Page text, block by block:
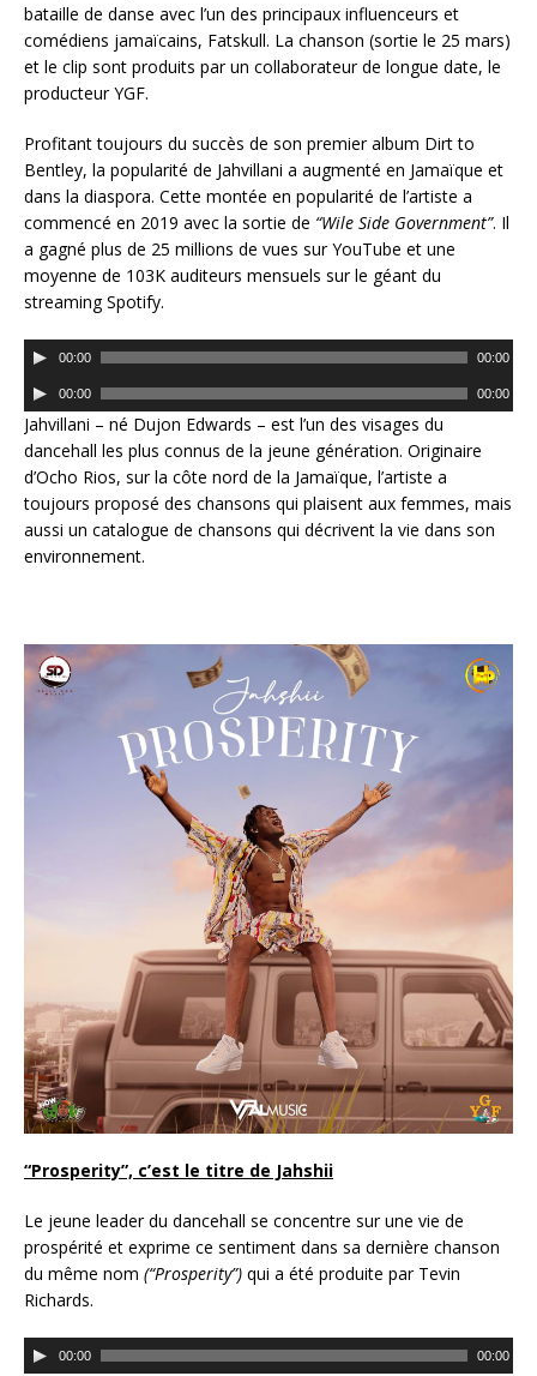
bataille de danse avec l’un des principaux influenceurs et
comédiens jamaïcains, Fatskull. La chanson (sortie le 25 mars)
et le clip sont produits par un collaborateur de longue date, le
producteur YGF.
Profitant toujours du succès de son premier album Dirt to
Bentley, la popularité de Jahvillani a augmenté en Jamaïque et
dans la diaspora. Cette montée en popularité de l’artiste a
commencé en 2019 avec la sortie de “Wile Side Government”. Il
a gagné plus de 25 millions de vues sur YouTube et une
moyenne de 103K auditeurs mensuels sur le géant du
streaming Spotify.
t
e
u
r
a
u
o
00:00 00:00
e
c
e
i
o
00:00 00:00
Jahvillani – né Dujon Edwards – est l’un des visages du
dancehall les plus connus de la jeune génération. Originaire
d’Ocho Rios, sur la côte nord de la Jamaïque, l’artiste a
toujours proposé des chansons qui plaisent aux femmes, mais
aussi un catalogue de chansons qui décrivent la vie dans son
environnement.
“Prosperity”, c’est le titre de Jahshii
Le jeune leader du dancehall se concentre sur une vie de
prospérité et exprime ce sentiment dans sa dernière chanson
du même nom (“Prosperity”) qui a été produite par Tevin
Richards.
00:00 00:00